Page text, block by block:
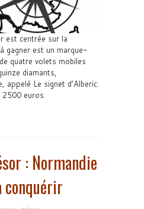
est centrée sur la
gagner est un marque-
quatre volets mobiles
diamants,
appelé Le signet d’Alberic.
2500 euros.
: Normandie